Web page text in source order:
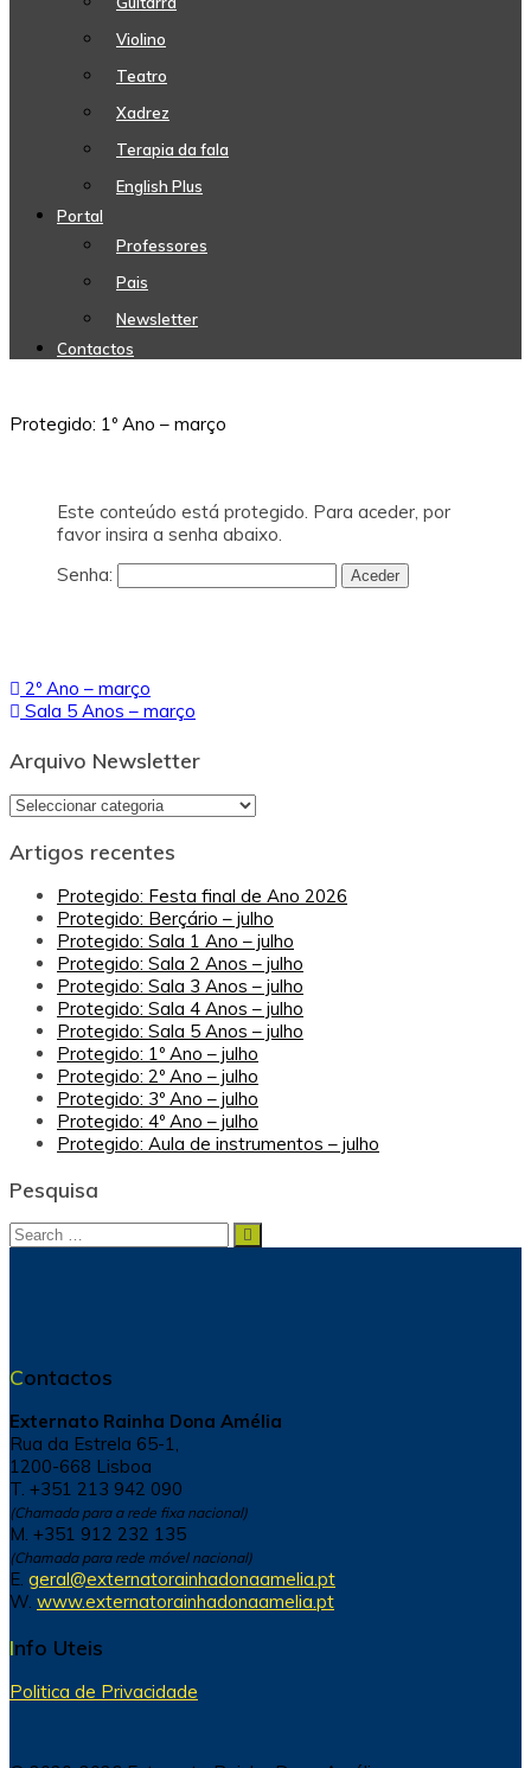
Violino
Teatro
Xadrez
Terapia da fala
English Plus
Portal
Professores
Pais
Newsletter
Contactos
Protegido: 1º Ano – março
Este conteúdo está protegido. Para aceder, por
favor insira a senha abaixo.
Senha:
Navegação
de
artigos
2º Ano – março
Sala 5 Anos – março
Arquivo Newsletter
Arquivo
Artigos recentes
Protegido: Festa final de Ano 2026
Protegido: Berçário – julho
Protegido: Sala 1 Ano – julho
Protegido: Sala 2 Anos – julho
Protegido: Sala 3 Anos – julho
Protegido: Sala 4 Anos – julho
Protegido: Sala 5 Anos – julho
Protegido: 1º Ano – julho
Protegido: 2º Ano – julho
Protegido: 3º Ano – julho
Protegido: 4º Ano – julho
Protegido: Aula de instrumentos – julho
Pesquisa
Search
Search
Contactos
Externato Rainha Dona Amélia
Rua da Estrela 65-1,
1200-668 Lisboa
T. +351 213 942 090
(Chamada para a rede fixa nacional)
M. +351 912 232 135
(Chamada para rede móvel nacional)
E. geral@externatorainhadonaamelia.pt
W. www.externatorainhadonaamelia.pt
Info Uteis
Politica de Privacidade